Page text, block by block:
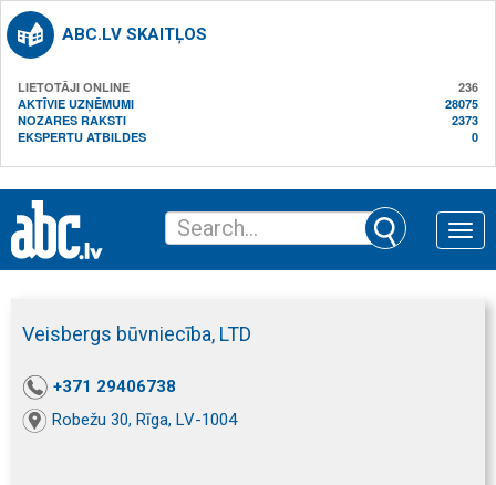
ABC.LV SKAITĻOS
LIETOTĀJI ONLINE
236
AKTĪVIE UZŅĒMUMI
28075
NOZARES RAKSTI
2373
EKSPERTU ATBILDES
0
Toggle
Veisbergs būvniecība, LTD
+371 29406738
Robežu 30, Rīga, LV-1004